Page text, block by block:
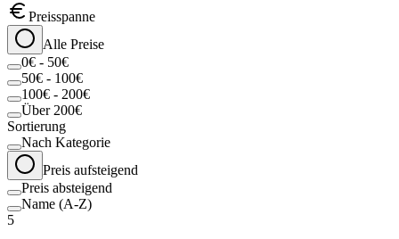
Preisspanne
Alle Preise
0€ - 50€
50€ - 100€
100€ - 200€
Über 200€
Sortierung
Nach Kategorie
Preis aufsteigend
Preis absteigend
Name (A-Z)
5